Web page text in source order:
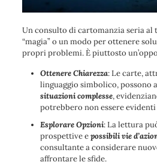
Un consulto di cartomanzia seria al
“magia” o un modo per ottenere
propri problemi. È piuttosto
Ottenere Chiarezza: Le carte,
linguaggio simbolico, possono
situazioni complesse,
potrebbero non essere
Esplorare Opzioni: La lettura
prospettive epossibili vie
consultante a considerare
affrontare le sfide.